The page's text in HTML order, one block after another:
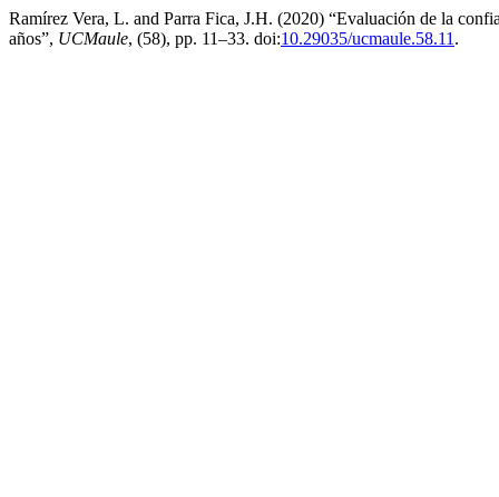
Ramírez Vera, L. and Parra Fica, J.H. (2020) “Evaluación de la
años”, UCMaule, (58), pp. 11–33. doi:10.29035/ucmaule.58.11 .